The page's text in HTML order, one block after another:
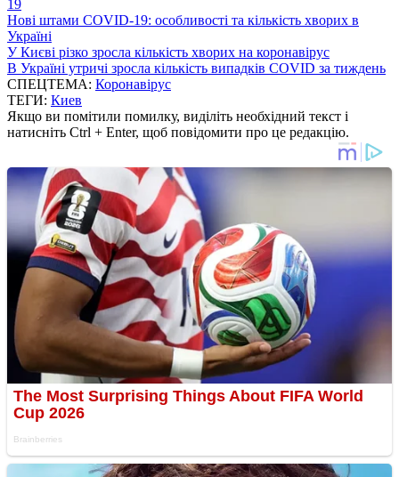
19
Нові штами COVID-19: особливості та кількість хворих в
Україні
У Києві різко зросла кількість хворих на коронавірус
В Україні утричі зросла кількість випадків COVID за тиждень
СПЕЦТЕМА: Коронавірус
ТЕГИ: Киев
Якщо ви помітили помилку, виділіть необхідний текст і
натисніть Ctrl + Enter, щоб повідомити про це редакцію.